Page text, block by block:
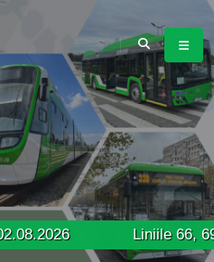
Liniile 66, 69 și 85 –